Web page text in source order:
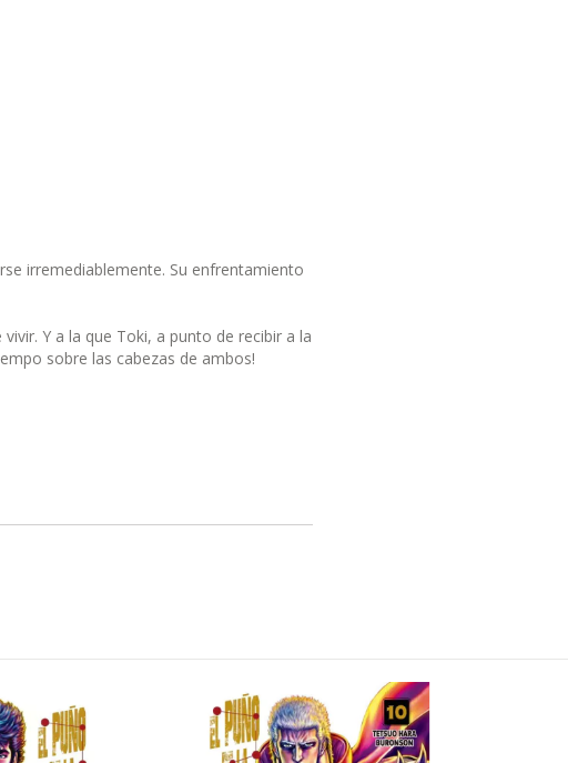
irremediablemente. Su enfrentamiento
Y a la que Toki, a punto de recibir a la
sobre las cabezas de ambos!